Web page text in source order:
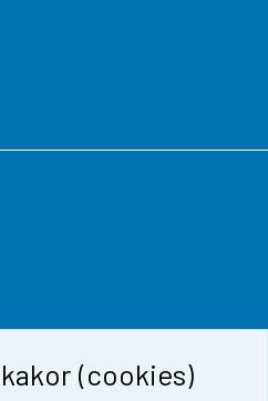
(cookies)